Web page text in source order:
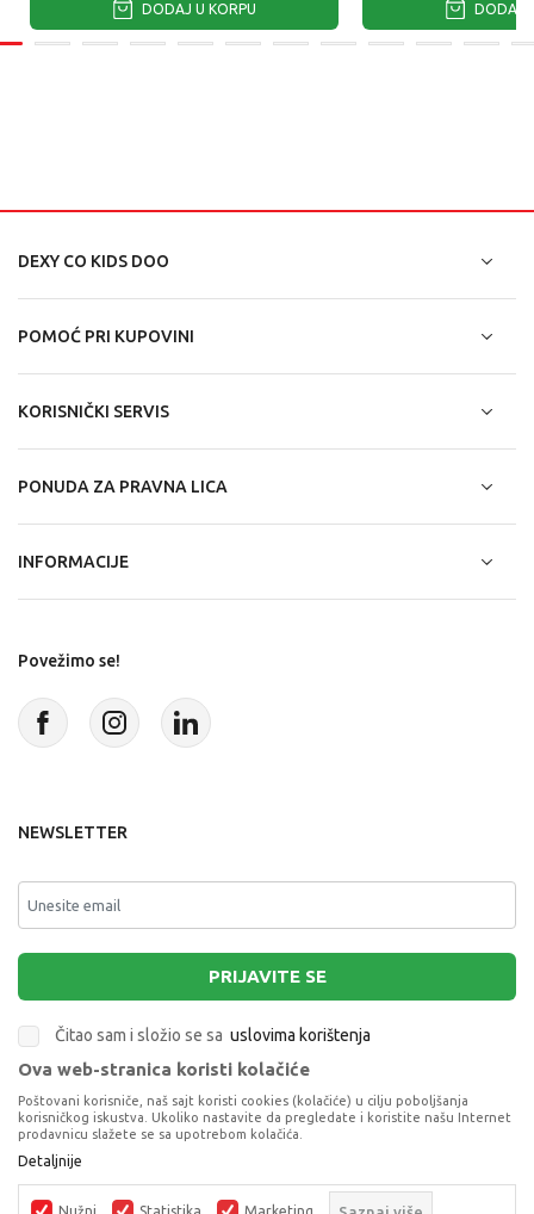
DODAJ U KORPU DODAJ
STARWOOD SINTISAJZER SA MIKROFONOM
MUZIČKI INSTRUMENTI
DEXY CO KIDS DOO
POMOĆ PRI KUPOVINI
KORISNIČKI SERVIS
PONUDA ZA PRAVNA LICA
INFORMACIJE
Povežimo se!
NEWSLETTER
PRIJAVITE SE
Čitao sam i složio se sa uslovima korištenja
Terms of Service
apply.
Ova web-stranica koristi kolačiće
Poštovani korisniče, naš sajt koristi cookies (kolačiće) u cilju poboljšanja
korisničkog iskustva. Ukoliko nastavite da pregledate i koristite našu Internet
prodavnicu slažete se sa upotrebom kolačića.
Detaljnije